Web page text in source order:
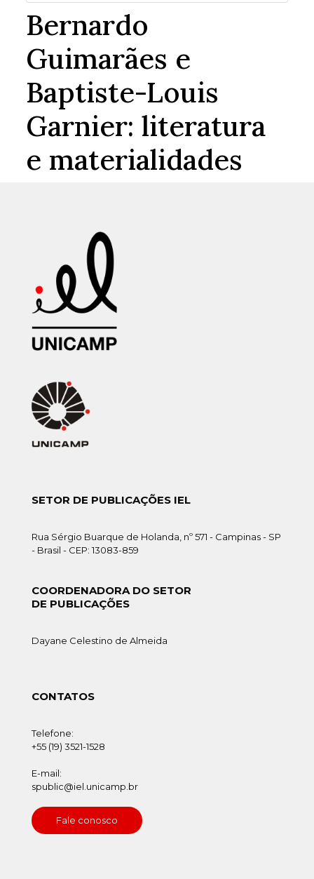
Bernardo
Guimarães e
Baptiste-Louis
Garnier: literatura
e materialidades
SETOR DE PUBLICAÇÕES IEL
Rua Sérgio Buarque de Holanda, nº 571 - Campinas - SP
- Brasil - CEP: 13083-859
COORDENADORA DO SETOR
DE PUBLICAÇÕES
Dayane Celestino de Almeida
CONTATOS
Telefone:
+55 (19) 3521-1528
E-mail:
spublic@iel.unicamp.br
Fale conosco